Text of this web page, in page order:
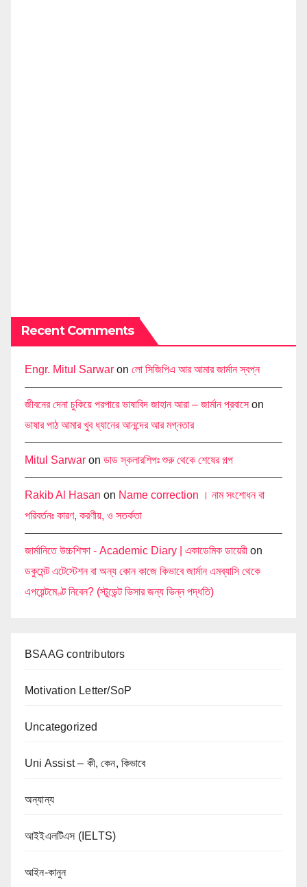
Recent Comments
Engr. Mitul Sarwar on লো সিজিপিএ আর আমার জার্মান স্বপ্ন
জীবনের দেনা চুকিয়ে পরপারে ভাষাবিদ জাহান আরা – জার্মান প্রবাসেon
ভাষার পাঠ আমার খুব ধ্যানের আনন্দের আর মগ্নতার
Mitul Sarwar on ডাড স্কলারশিপঃ শুরু থেকে শেষের গল্প
Rakib Al Hasan on Name correction । নাম সংশোধন বা
পরিবর্তনঃ কারণ, করণীয়, ও সতর্কতা
জার্মানিতে উচ্চশিক্ষা - Academic Diary | একাডেমিক ডায়েরী on
ডকুমেন্ট এটেস্টেশন বা অন্য কোন কাজে কিভাবে জার্মান এমব্যাসি থেকে
এপয়েন্টমেণ্ট নিবেন? (স্টুডেন্ট ভিসার জন্য ভিন্ন পদ্ধতি)
BSAAG contributors
Motivation Letter/SoP
Uncategorized
Uni Assist – কী, কেন, কিভাবে
অন্যান্য
আইইএলটিএস (IELTS)
আইন-কানুন